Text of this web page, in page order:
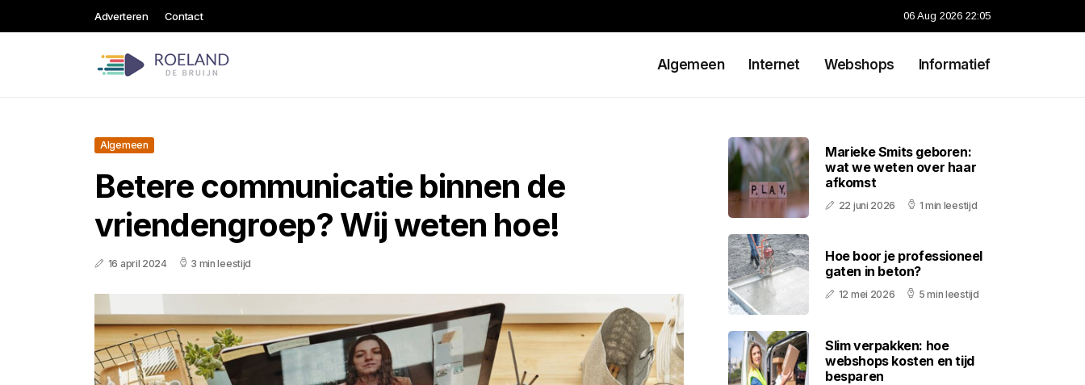
Adverteren Contact 06 Aug 2026 22:05
Algemeen Internet Webshops Informatief
Algemeen
Betere communicatie binnen de
vriendengroep? Wij weten hoe!
16 april 2024 3 min leestijd
Marieke Smits geboren:
wat we weten over haar
afkomst
22 juni 2026 1 min leestijd
Hoe boor je professioneel
gaten in beton?
12 mei 2026 5 min leestijd
Slim verpakken: hoe
webshops kosten en tijd
besparen